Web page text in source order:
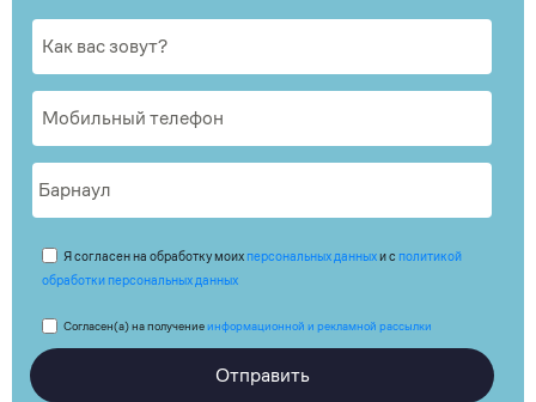
Я согласен на обработку моих персональных данныхи с политикой
обработки персональных данных
Согласен(а) на получениеинформационной и рекламной рассылки
Отправить